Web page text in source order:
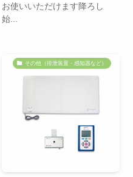
お使いいただけます降ろし
始...
その他（排泄装置・感知器など）